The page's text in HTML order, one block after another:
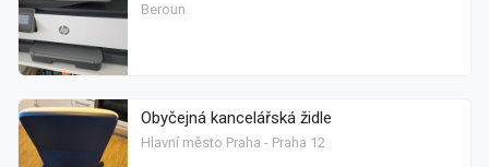
Beroun
Obyčejná kancelářská židle
Hlavní město Praha - Praha 12